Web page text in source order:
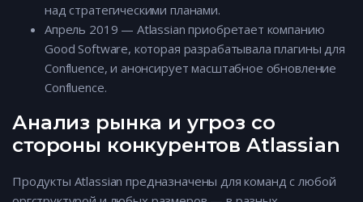
над стратегическими планами.
Апрель 2019 — Atlassian приобретает компанию
Good Software, которая разрабатывала плагины для
Confluence, и анонсирует масштабное обновление
Confluence.
Анализ рынка и угроз со
стороны конкурентов Atlassian
Продукты Atlassian предназначены для команд с любой